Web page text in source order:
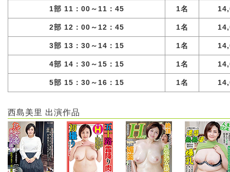
1部 11：00～11：45
1名
2部 12：00～12：45 1名
3部 13：30～14：15 1名
4部 14：30～15：15 1名
5部 15：30～16：15 1名
西島美里 出演作品